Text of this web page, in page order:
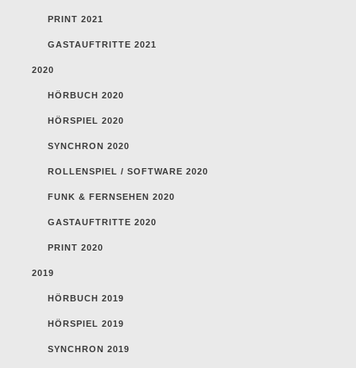
PRINT 2021
GASTAUFTRITTE 2021
2020
HÖRBUCH 2020
HÖRSPIEL 2020
SYNCHRON 2020
ROLLENSPIEL / SOFTWARE 2020
FUNK & FERNSEHEN 2020
GASTAUFTRITTE 2020
PRINT 2020
2019
HÖRBUCH 2019
HÖRSPIEL 2019
SYNCHRON 2019